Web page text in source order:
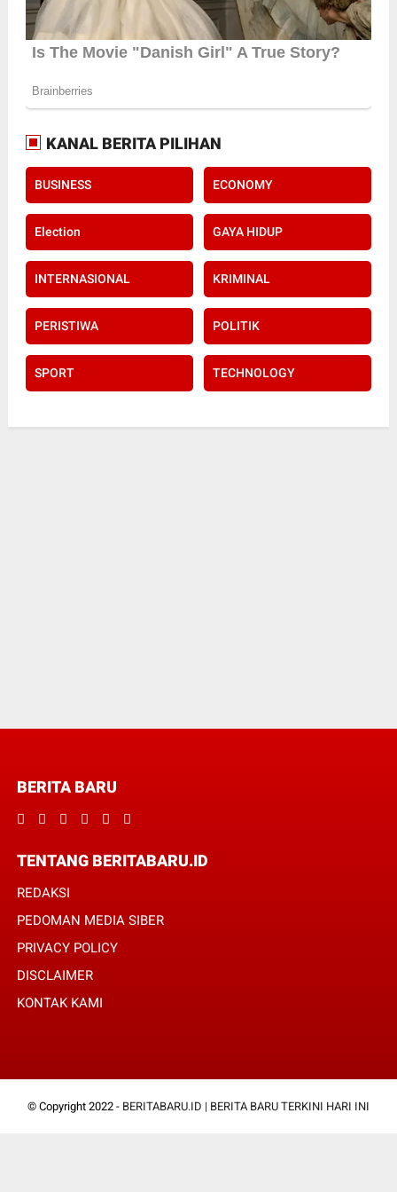
KANAL BERITA PILIHAN
BUSINESS ECONOMY
Election GAYA HIDUP
INTERNASIONAL KRIMINAL
PERISTIWA POLITIK
SPORT TECHNOLOGY
BERITA BARU
TENTANG BERITABARU.ID
REDAKSI
PEDOMAN MEDIA SIBER
PRIVACY POLICY
DISCLAIMER
KONTAK KAMI
© Copyright 2022 - BERITABARU.ID | BERITA BARU TERKINI HARI INI